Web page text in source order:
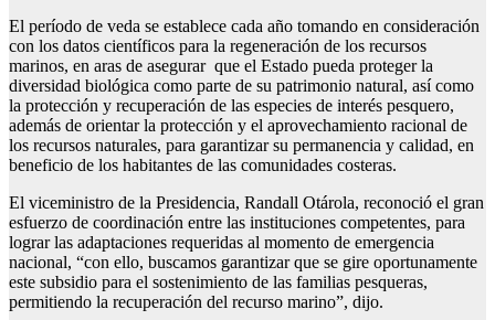
El período de veda se establece cada año tomando en consideración
con los datos científicos para la regeneración de los recursos
marinos, en aras de asegurar que el Estado pueda proteger la
diversidad biológica como parte de su patrimonio natural, así como
la protección y recuperación de las especies de interés pesquero,
además de orientar la protección y el aprovechamiento racional de
los recursos naturales, para garantizar su permanencia y calidad, en
beneficio de los habitantes de las comunidades costeras.
El viceministro de la Presidencia, Randall Otárola, reconoció el gran
esfuerzo de coordinación entre las instituciones competentes, para
lograr las adaptaciones requeridas al momento de emergencia
nacional, “con ello, buscamos garantizar que se gire oportunamente
este subsidio para el sostenimiento de las familias pesqueras,
permitiendo la recuperación del recurso marino”, dijo.